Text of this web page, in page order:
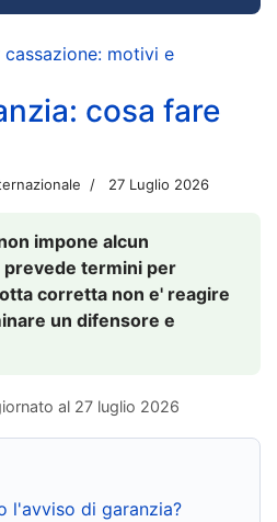
motivi e
cosa fare
27 Luglio 2026
impone alcun
termini per
corretta non e' reagire
un difensore e
al 27 luglio 2026
l'avviso di garanzia?